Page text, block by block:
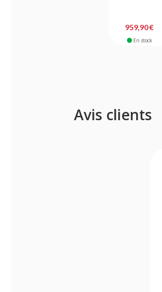
959,90 €
En stock
Avis clients